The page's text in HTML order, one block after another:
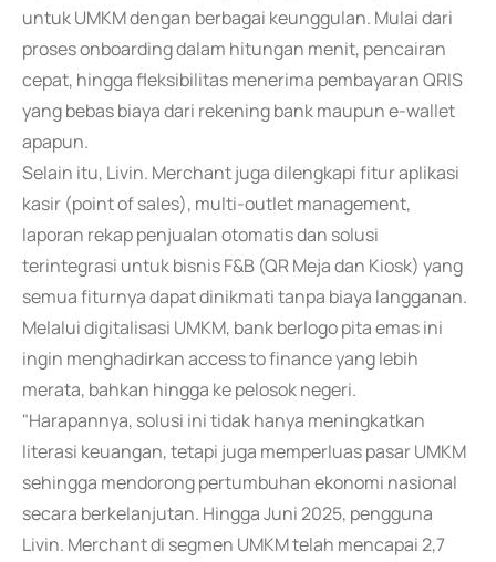
untuk UMKM dengan berbagai keunggulan. Mulai dari
proses onboarding dalam hitungan menit, pencairan
cepat, hingga fleksibilitas menerima pembayaran QRIS
yang bebas biaya dari rekening bank maupun e-wallet
apapun.
Selain itu, Livin. Merchant juga dilengkapi fitur aplikasi
kasir (point of sales), multi-outlet management,
laporan rekap penjualan otomatis dan solusi
terintegrasi untuk bisnis F&B (QR Meja dan Kiosk) yang
semua fiturnya dapat dinikmati tanpa biaya langganan.
Melalui digitalisasi UMKM, bank berlogo pita emas ini
ingin menghadirkan access to finance yang lebih
merata, bahkan hingga ke pelosok negeri.
"Harapannya, solusi ini tidak hanya meningkatkan
literasi keuangan, tetapi juga memperluas pasar UMKM
sehingga mendorong pertumbuhan ekonomi nasional
secara berkelanjutan. Hingga Juni 2025, pengguna
Livin. Merchant di segmen UMKM telah mencapai 2,7